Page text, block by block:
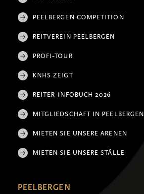
PEELBERGEN COMPETITION
REITVEREIN PEELBERGEN
PROFI-TOUR
KNHS ZEIGT
REITER-INFOBUCH 2026
MITGLIEDSCHAFT IN PEELBERGEN
MIETEN SIE UNSERE ARENEN
MIETEN SIE UNSERE STÄLLE
PEELBERGEN